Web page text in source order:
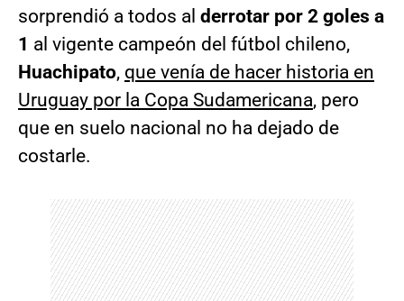
sorprendió a todos al derrotar por 2 goles a
1 al vigente campeón del fútbol chileno,
Huachipato, que venía de hacer historia en
Uruguay por la Copa Sudamericana, pero
que en suelo nacional no ha dejado de
costarle.